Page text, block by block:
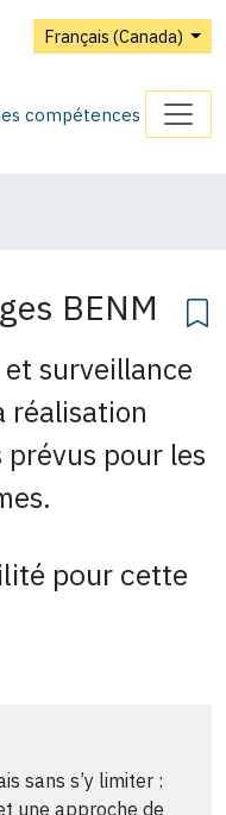
Français (Canada)
compétences
BENM
surveillance
réalisation
pour les
pour cette
sans s’y limiter :
une approche de